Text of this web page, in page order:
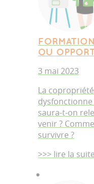
OU
3 mai 2023
La
saura-t-on
venir ?
survivre ?
>>> lire la suite